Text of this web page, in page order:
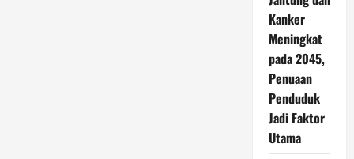
Kanker
Meningkat
pada 2045,
Penuaan
Penduduk
Jadi Faktor
Utama